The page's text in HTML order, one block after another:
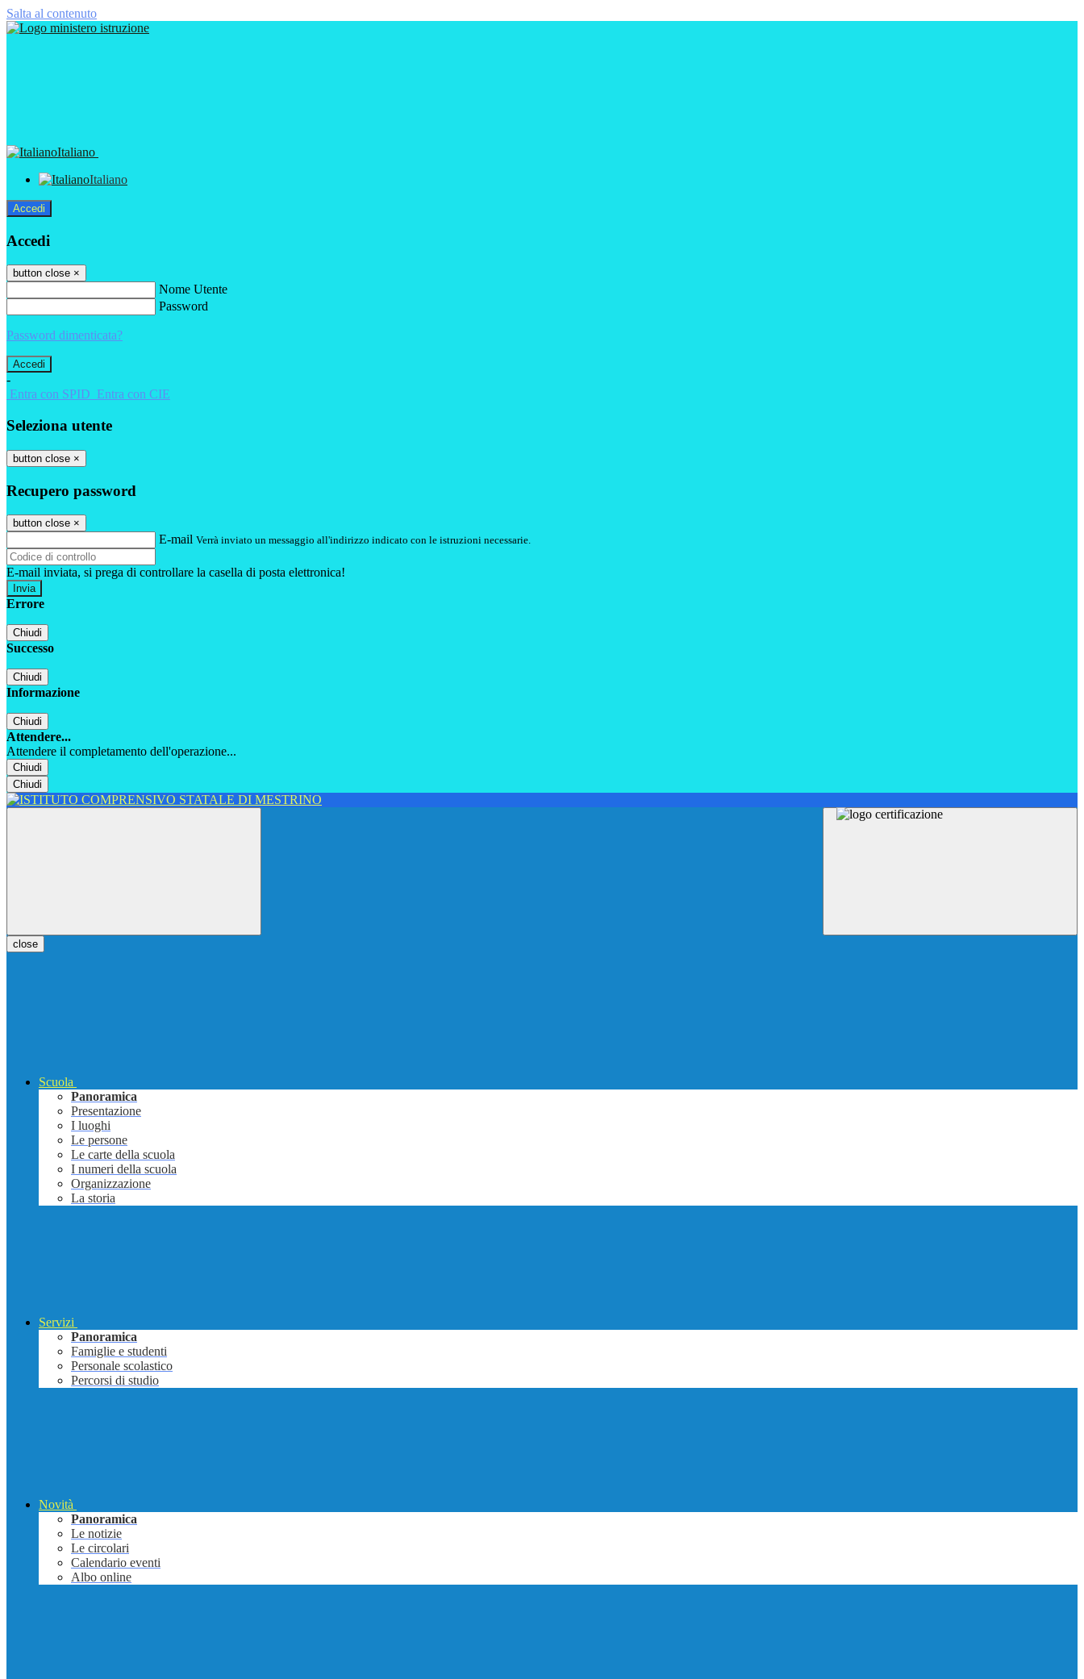
Salta al contenuto
Italiano
Italiano
Accedi
Accedi
button close ×
Nome Utente
Password
Password dimenticata?
-
Entra con SPID Entra con CIE
Seleziona utente
button close ×
Recupero password
button close ×
E-mail Verrà inviato un messaggio all'indirizzo indicato con le istruzioni necessarie.
E-mail inviata, si prega di controllare la casella di posta elettronica!
Errore
Chiudi
Successo
Chiudi
Informazione
Chiudi
Attendere...
Attendere il completamento dell'operazione...
Chiudi
Chiudi
close
Scuola
Panoramica
Presentazione
I luoghi
Le persone
Le carte della scuola
I numeri della scuola
Organizzazione
La storia
Servizi
Panoramica
Famiglie e studenti
Personale scolastico
Percorsi di studio
Novità
Panoramica
Le notizie
Le circolari
Calendario eventi
Albo online